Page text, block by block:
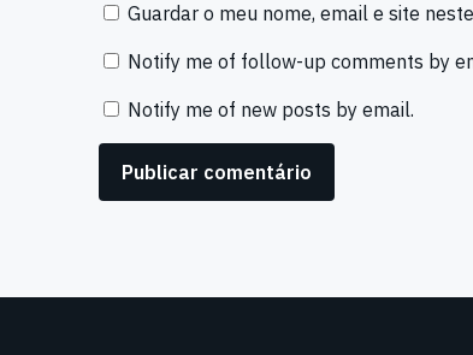
Guardar o meu nome, email e site
Notify me of follow-up comments by
Notify me of new posts by email.